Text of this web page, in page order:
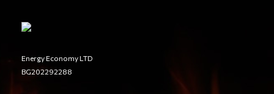
Energy Economy LTD
BG202292288